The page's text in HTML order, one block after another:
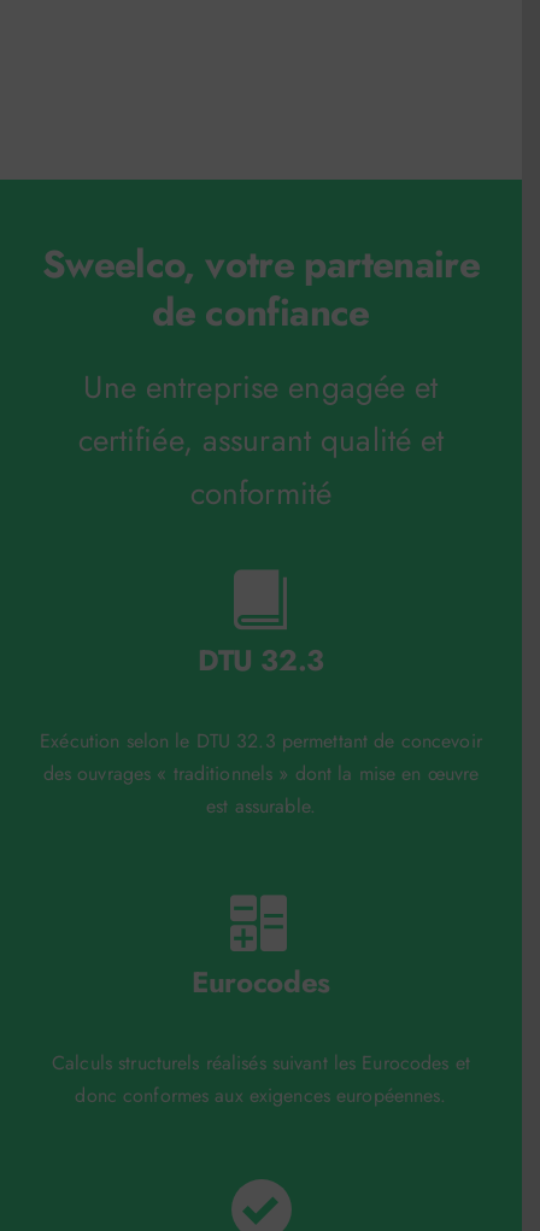
Sweelco, votre partenaire
de confiance
Une entreprise engagée et
certifiée, assurant qualité et
conformité
DTU 32.3
Exécution selon le DTU 32.3 permettant de concevoir
des ouvrages « traditionnels » dont la mise en œuvre
est assurable.
Eurocodes
Calculs structurels réalisés suivant les Eurocodes et
donc conformes aux exigences européennes.